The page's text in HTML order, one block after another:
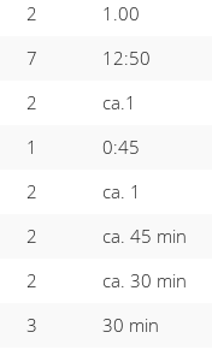
2 1.00
7 12:50
2
ca.1
1
0:45
2
ca. 1
2
ca. 45 min
2
ca. 30 min
3
30 min